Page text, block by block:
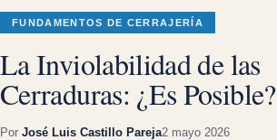
FUNDAMENTOS DE CERRAJERÍA
La Inviolabilidad de las
Cerraduras: ¿Es Posible?
Por José Luis Castillo Pareja2 mayo 2026